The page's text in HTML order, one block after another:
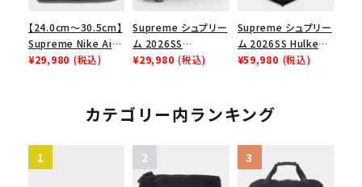
【24.0cm～30.5cm】
Supreme Nike Air
Force 1 Low シュプ
ューズ ブラック
¥29,980 (税込)
Supreme シュプリー
ム 2026SS
Shoulder Bag ショ
¥29,980 (税込)
Supreme シュプリー
ム 2026SS Hulken
Rolling Tote
ブラック
¥59,980 (税込)
カテゴリー内ランキング